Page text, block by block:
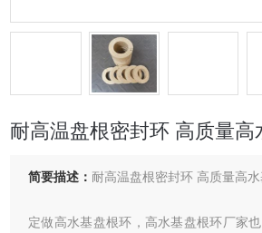
耐高温盘根密封环 高质量高
简要描述： 耐高温盘根密封环 高质量高
定做高水基盘根环，高水基盘根环厂家